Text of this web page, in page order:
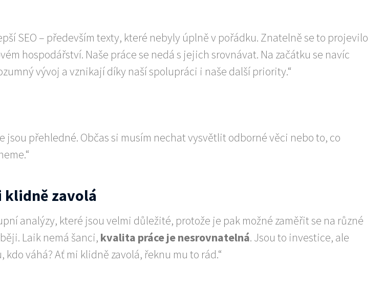
SEO – především texty, které nebyly úplně v pořádku. Znatelně se to projevilo
hospodářství. Naše práce se nedá s jejich srovnávat. Na začátku se navíc
vývoj a vznikají díky naší spolupráci i naše další priority.“
jsou přehledné. Občas si musím nechat vysvětlit odborné věci nebo to, co
klidně zavolá
analýzy, které jsou velmi důležité, protože je pak možné zaměřit se na různé
Laik nemá šanci, kvalita práce je nesrovnatelná. Jsou to investice, ale
váhá? Ať mi klidně zavolá, řeknu mu to rád.“